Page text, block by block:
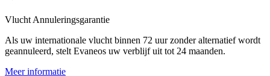
Vlucht Annuleringsgarantie
Als uw internationale vlucht binnen 72 uur zonder alternatief wordt
geannuleerd, stelt Evaneos uw verblijf uit tot 24 maanden.
Meer informatie